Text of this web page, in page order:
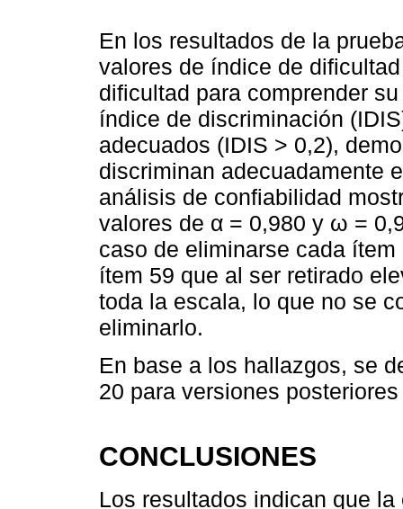
En los resultados de la
valores de índice de
dificultad para comprender
índice de discriminación
adecuados (IDIS > 0,2),
discriminan adecuadamente
análisis de confiabilidad
valores de α = 0,980 y ω =
caso de eliminarse cada
ítem 59 que al ser retirado
toda la escala, lo que no se
eliminarlo.
En base a los hallazgos, se
20 para versiones
CONCLUSIONES
Los resultados indican que